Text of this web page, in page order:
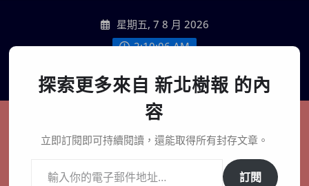
content
星期五, 7 8 月 2026
2:10:08 AM
聯絡我們
新北樹報
在地、記憶、連結、創生
探索更多來自 新北樹報 的內
容
立即訂閱即可持續閱讀，還能取得所有封存文章。
訂閱